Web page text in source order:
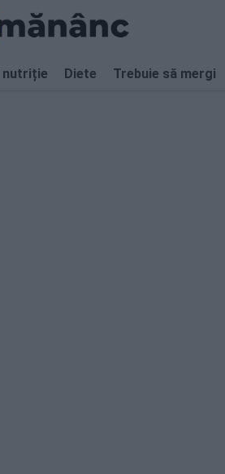
nutriție Diete Trebuie să mergi